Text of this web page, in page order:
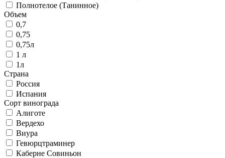
Полнотелое (Танинное)
Объем
0,7
0,75
0,75л
1 л
1л
Страна
Россия
Испания
Сорт винограда
Алиготе
Вердехо
Виура
Гевюрцтраминер
Каберне Совиньон